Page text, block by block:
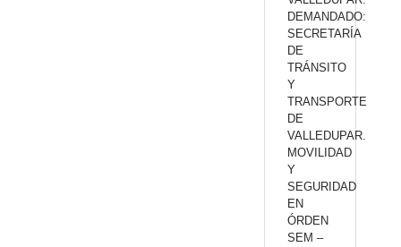
DEMANDADO:
SECRETARÍA
DE
TRÁNSITO
Y
TRANSPORTE
DE
VALLEDUPAR.
MOVILIDAD
Y
SEGURIDAD
EN
ÓRDEN
SEM –